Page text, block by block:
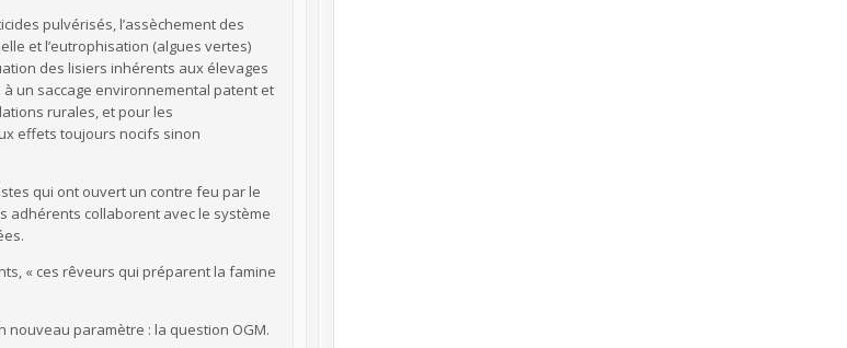
pulvérisés, l’assèchement des
et l’eutrophisation (algues vertes)
des lisiers inhérents aux élevages
un saccage environnemental patent et
rurales, et pour les
effets toujours nocifs sinon
qui ont ouvert un contre feu par le
adhérents collaborent avec le système
« ces rêveurs qui préparent la famine
nouveau paramètre : la question OGM.